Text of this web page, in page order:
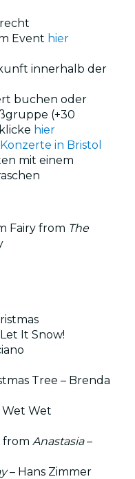
Event hier
innerhalb der
buchen oder
(+30
hier
in Bristol
mit einem
Fairy from The
It Snow!
Tree – Brenda
Wet Wet
from Anastasia–
– Hans Zimmer